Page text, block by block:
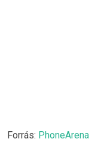
Forrás: PhoneArena